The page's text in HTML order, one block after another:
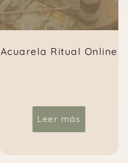
Acuarela Ritual Online
Leer más